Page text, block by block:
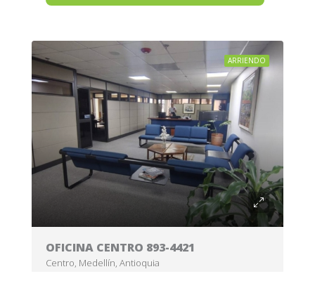
ARRIENDO
OFICINA CENTRO 893-4421
Centro, Medellín, Antioquia